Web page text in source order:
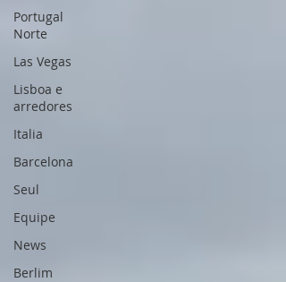
Portugal
Norte
Las Vegas
Lisboa e
arredores
Italia
Barcelona
Seul
Equipe
News
Berlim